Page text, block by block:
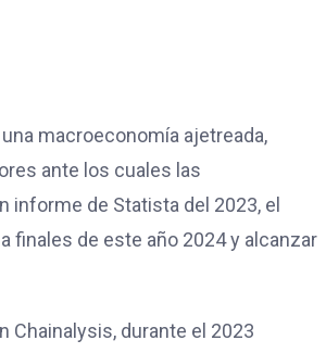
macroeconomía ajetreada,
ante los cuales las
de Statista del 2023, el
finales de este año 2024 y alcanzar
Chainalysis, durante el 2023